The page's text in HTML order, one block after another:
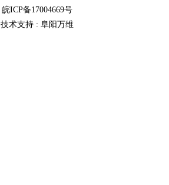
皖ICP备17004669号
技术支持 : 阜阳万维